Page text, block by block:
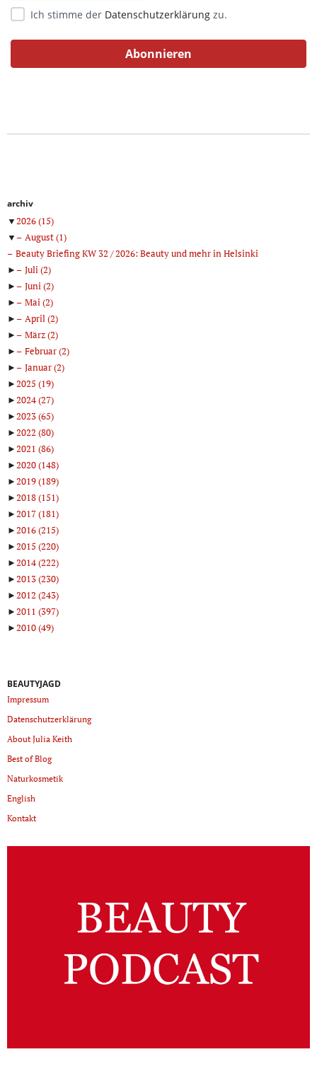
Ich stimme der Datenschutzerklärung zu.
archiv
▼2026(15)
▼
August(1)
Beauty Briefing KW 32 / 2026: Beauty und mehr in Helsinki
►
Juli(2)
►
Juni(2)
►
Mai(2)
►
April(2)
►
März(2)
►
Februar(2)
►
Januar(2)
►2025 (19)
►2024(27)
►2023(65)
►2022 (80)
►2021 (86)
►2020(148)
►2019(189)
►2018(151)
►2017(181)
►2016(215)
►2015 (220)
►2014(222)
►2013(230)
►2012 (243)
►2011 (397)
►2010(49)
BEAUTYJAGD
Impressum
Datenschutzerklärung
About Julia Keith
Best of Blog
Naturkosmetik
English
Kontakt